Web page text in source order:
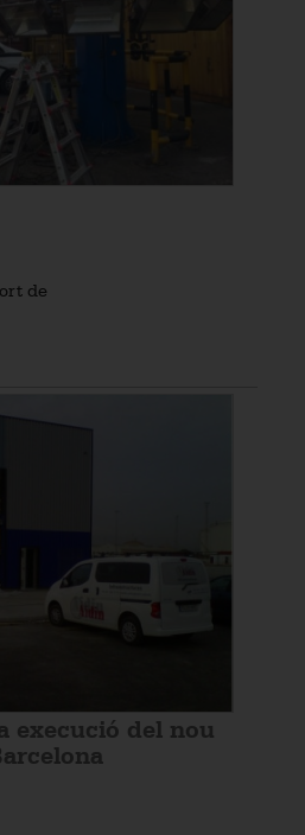
de
execució del nou